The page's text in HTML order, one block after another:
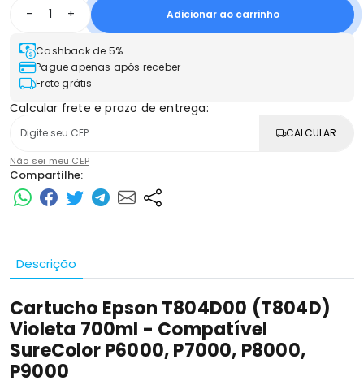
- + Adicionar ao carrinho
Cashback de 5%
Pague apenas após receber
Frete grátis
Calcular frete e prazo de entrega:
CALCULAR
Não sei meu CEP
Compartilhe:
Descrição
Cartucho Epson T804D00 (T804D)
Violeta 700ml - Compatível
SureColor P6000, P7000, P8000,
P9000